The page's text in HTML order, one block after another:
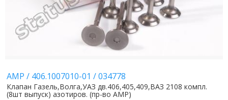
AMP / 406.1007010-01 /034778
Клапан Газель,Волга,УАЗ дв.406,405,409,ВАЗ 2108 компл.
(8шт выпуск) азотиров. (пр-во AMP)